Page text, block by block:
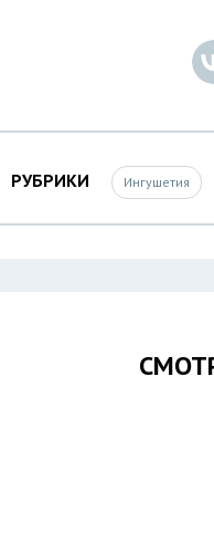
РУБРИКИ Ингушетия